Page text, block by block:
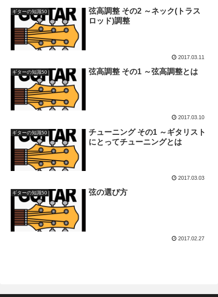
ギターの知識50
弦高調整 その2 ～ネック(トラス
ロッド)調整
2017.03.11
ギターの知識50 弦高調整 その1 ～弦高調整とは
2017.03.10
ギターの知識50
チューニング その1 ～ギタリスト
にとってチューニングとは
2017.03.03
ギターの知識50 弦の選び方
2017.02.27